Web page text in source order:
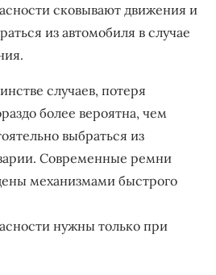
сковывают движения и
из автомобиля в случае
случаев, потеря
более вероятна, чем
выбраться из
Современные ремни
механизмами быстрого
нужны только при